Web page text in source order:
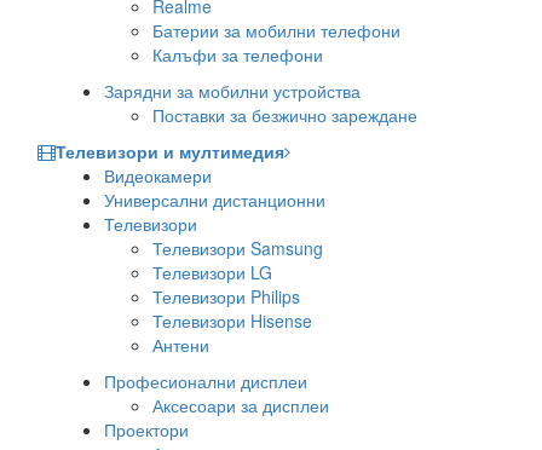
Realme
Батерии за мобилни телефони
Калъфи за телефони
Зарядни за мобилни устройства
Поставки за безжично зареждане
Телевизори и мултимедия
Видеокамери
Универсални дистанционни
Телевизори
Телевизори Samsung
Телевизори LG
Телевизори Philips
Телевизори Hisense
Антени
Професионални дисплеи
Аксесоари за дисплеи
Проектори